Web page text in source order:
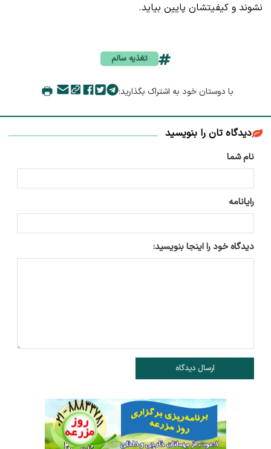
نشوند و کیفیتشان پایین بیاید.
تغذیه سالم
با دوستان خود به اشتراک بگذارید:
دیدگاه تان را بنویسید
نام شما
رایانامه
دیدگاه خود را اینجا بنویسید:
ارسال دیدگاه